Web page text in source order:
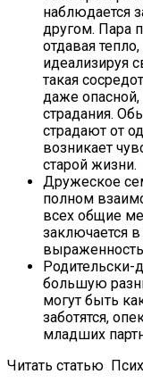
наблюдается
другом. Пара
отдавая
идеализируя
такая
даже
страдания.
страдают от
возникает
старой жизни.
Дружеское
полном
всех общие
заключается в
Родительски-
большую
могут быть
заботятся,
младших
Читать статью